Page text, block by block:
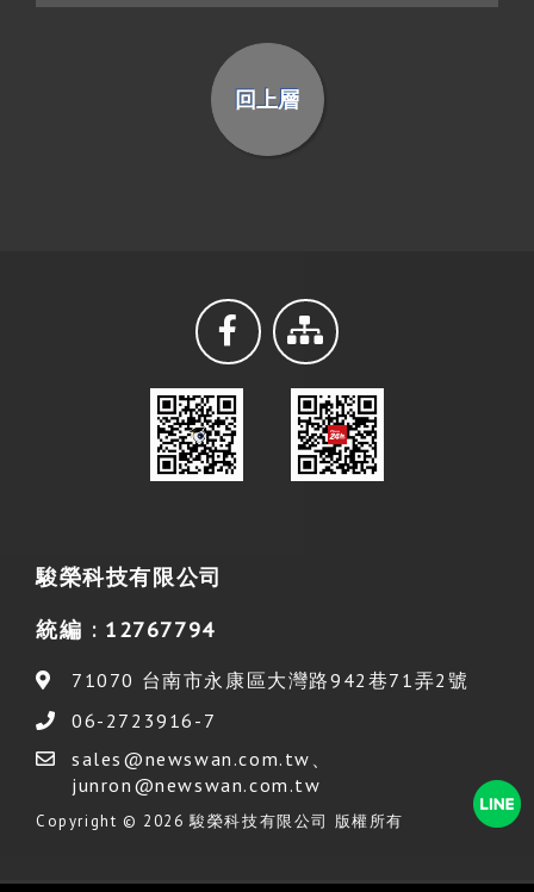
駿榮科技有限公司
統編 : 12767794
71070 台南市永康區大灣路942巷71弄2號
06-2723916-7
sales@newswan.com.tw
junron@newswan.com.tw
Copyright © 2026 駿榮科技有限公司 版權所有